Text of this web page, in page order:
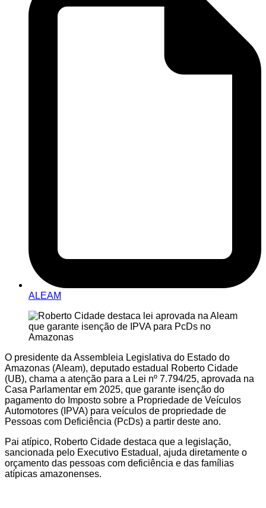
ALEAM
O presidente da Assembleia Legislativa do Estado do
Amazonas (Aleam), deputado estadual Roberto Cidade
(UB), chama a atenção para a Lei nº 7.794/25, aprovada na
Casa Parlamentar em 2025, que garante isenção do
pagamento do Imposto sobre a Propriedade de Veículos
Automotores (IPVA) para veículos de propriedade de
Pessoas com Deficiência (PcDs) a partir deste ano.
Pai atípico, Roberto Cidade destaca que a legislação,
sancionada pelo Executivo Estadual, ajuda diretamente o
orçamento das pessoas com deficiência e das famílias
atípicas amazonenses.